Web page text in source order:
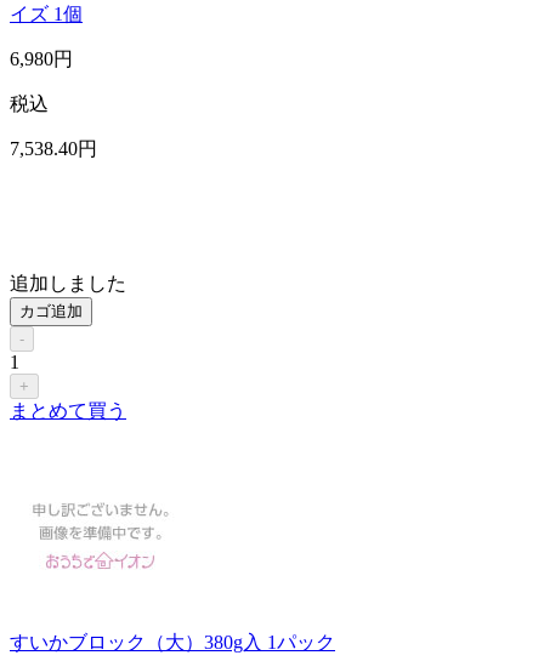
イズ 1個
6,980円
税込
7,538.40円
追加しました
カゴ追加
-
1
+
まとめて買う
すいかブロック（大）380g入 1パック